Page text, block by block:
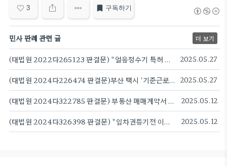
3 구독하기
민사 판례 관련 글 더 보기
(대법원 2022다265123 판결문) "얼음정수기 특허 침해 아니야"...코웨이, 11년 만에 승소 2025.05.27
(대법원 2024다226474 판결문)부산 택시 '기준근로시간' 절반으로 줄인 임금협정...대법원 "무효" 판례 2025.05.27
(대법원 2024다322785 판결문) 부동산 매매계약서 "양도세를 매수인이 부담한다"..특약 해석 기준 제시 판례 2025.05.12
(대법원 2024다326398 판결문) "임차권등기전 이사하면 대항력 소멸" 2025.05.12